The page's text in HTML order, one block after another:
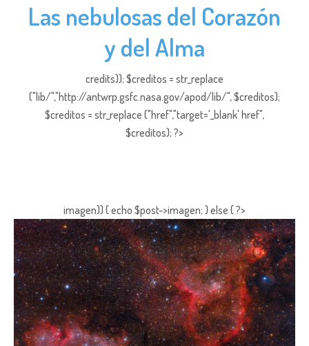
Las nebulosas del Corazón
y del Alma
credits)); $creditos = str_replace
("lib/","http://antwrp.gsfc.nasa.gov/apod/lib/", $creditos);
$creditos = str_replace ("href","target='_blank' href",
$creditos); ?>
imagen)) { echo $post->imagen; } else { ?>